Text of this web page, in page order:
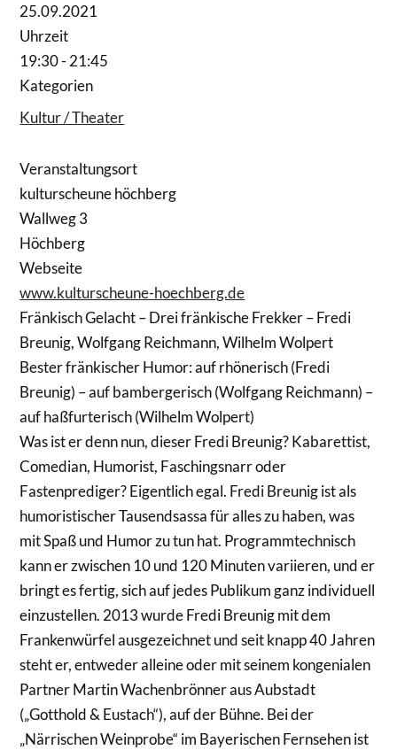
25.09.2021
Uhrzeit
19:30 - 21:45
Kategorien
Kultur / Theater
Veranstaltungsort
kulturscheune höchberg
Wallweg 3
Höchberg
Webseite
www.kulturscheune-hoechberg.de
Fränkisch Gelacht – Drei fränkische Frekker – Fredi
Breunig, Wolfgang Reichmann, Wilhelm Wolpert
Bester fränkischer Humor: auf rhönerisch (Fredi
Breunig) – auf bambergerisch (Wolfgang Reichmann) –
auf haßfurterisch (Wilhelm Wolpert)
Was ist er denn nun, dieser Fredi Breunig? Kabarettist,
Comedian, Humorist, Faschingsnarr oder
Fastenprediger? Eigentlich egal. Fredi Breunig ist als
humoristischer Tausendsassa für alles zu haben, was
mit Spaß und Humor zu tun hat. Programmtechnisch
kann er zwischen 10 und 120 Minuten variieren, und er
bringt es fertig, sich auf jedes Publikum ganz individuell
einzustellen. 2013 wurde Fredi Breunig mit dem
Frankenwürfel ausgezeichnet und seit knapp 40 Jahren
steht er, entweder alleine oder mit seinem kongenialen
Partner Martin Wachenbrönner aus Aubstadt
(„Gotthold & Eustach“), auf der Bühne. Bei der
„Närrischen Weinprobe“ im Bayerischen Fernsehen ist